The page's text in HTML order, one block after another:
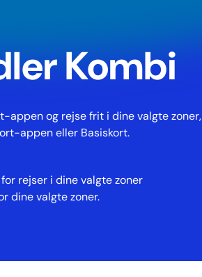
Kombi
appen og rejse frit i dine valgte zoner,
appen eller Basiskort.
rejser i dine valgte zoner
dine valgte zoner.